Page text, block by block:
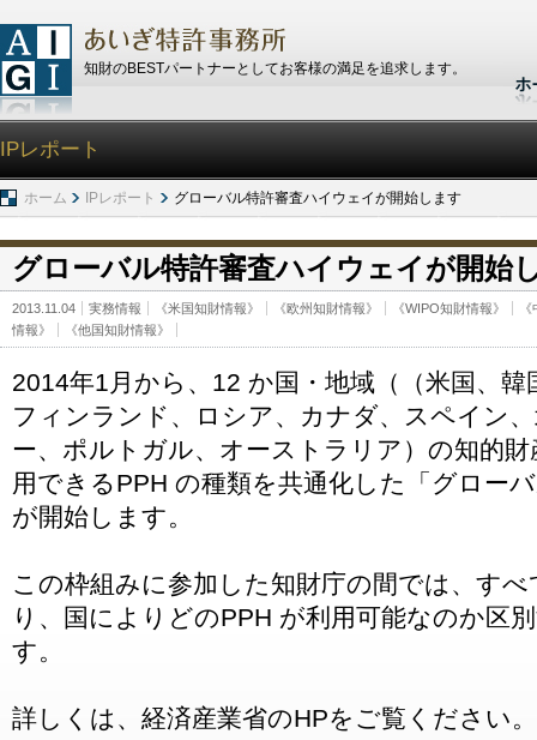
知財のBESTパートナーとしてお客様の満足を追求します。
IPレポート
ホーム IPレポート グローバル特許審査ハイウェイが開始します
グローバル特許審査ハイウェイが開始
2013.11.04 実務情報 《米国知財情報》 《欧州知財情報》 《WIPO知財情報》
情報》
《他国知財情報》
2014年1月から、12 か国・地域（（米国、
フィンランド、ロシア、カナダ、スペイン
ー、ポルトガル、オーストラリア）の知的
用できるPPH の種類を共通化した「グロー
が開始します。
この枠組みに参加した知財庁の間では、す
り、国によりどのPPH が利用可能なのか区
す。
詳しくは、経済産業省のHPをご覧ください。